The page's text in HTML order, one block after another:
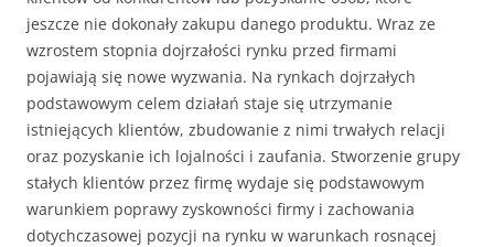
jeszcze nie dokonały zakupu danego produktu. Wraz ze
wzrostem stopnia dojrzałości rynku przed firmami
pojawiają się nowe wyzwania. Na rynkach dojrzałych
podstawowym celem działań staje się utrzymanie
istniejących klientów, zbudowanie z nimi trwałych relacji
oraz pozyskanie ich lojalności i zaufania. Stworzenie grupy
stałych klientów przez firmę wydaje się podstawowym
warunkiem poprawy zyskowności firmy i zachowania
dotychczasowej pozycji na rynku w warunkach rosnącej